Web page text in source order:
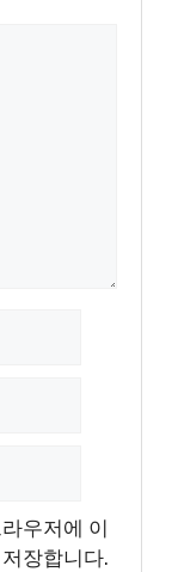
우저에 이
장합니다.